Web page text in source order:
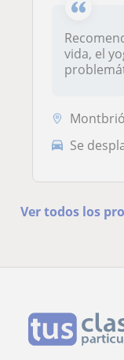
vida, el
Se
Ver todos los